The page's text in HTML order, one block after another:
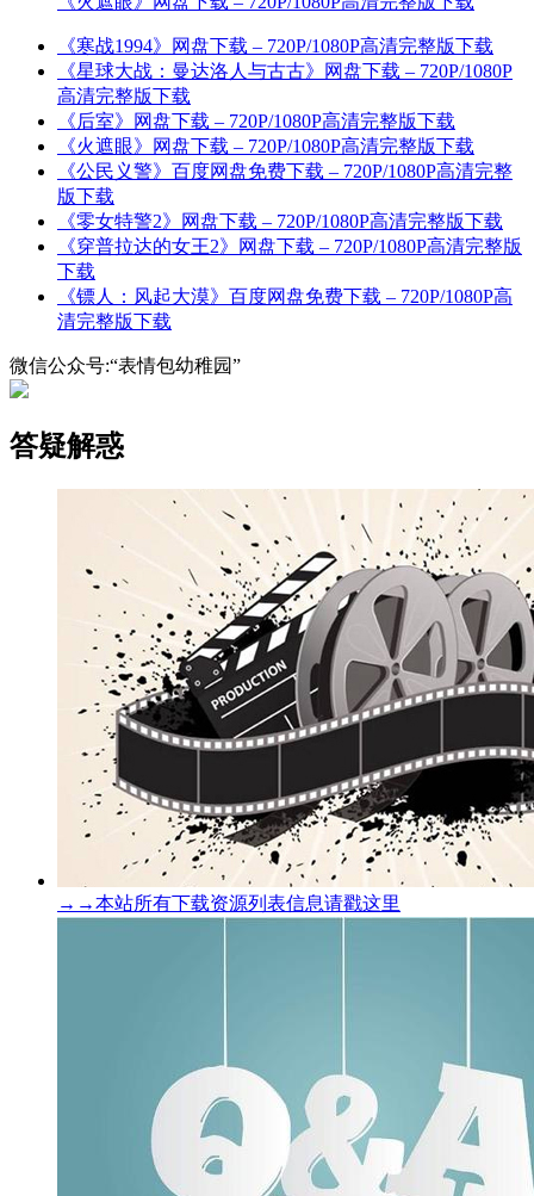
《寒战1994》网盘下载 – 720P/1080P高清完整版下载
《星球大战：曼达洛人与古古》网盘下载 – 720P/1080P
高清完整版下载
《后室》网盘下载 – 720P/1080P高清完整版下载
《火遮眼》网盘下载 – 720P/1080P高清完整版下载
《公民义警》百度网盘免费下载 – 720P/1080P高清完整
版下载
《零女特警2》网盘下载 – 720P/1080P高清完整版下载
《穿普拉达的女王2》网盘下载 – 720P/1080P高清完整版
下载
《镖人：风起大漠》百度网盘免费下载 – 720P/1080P高
清完整版下载
微信公众号:“表情包幼稚园”
答疑解惑
→→本站所有下载资源列表信息请戳这里